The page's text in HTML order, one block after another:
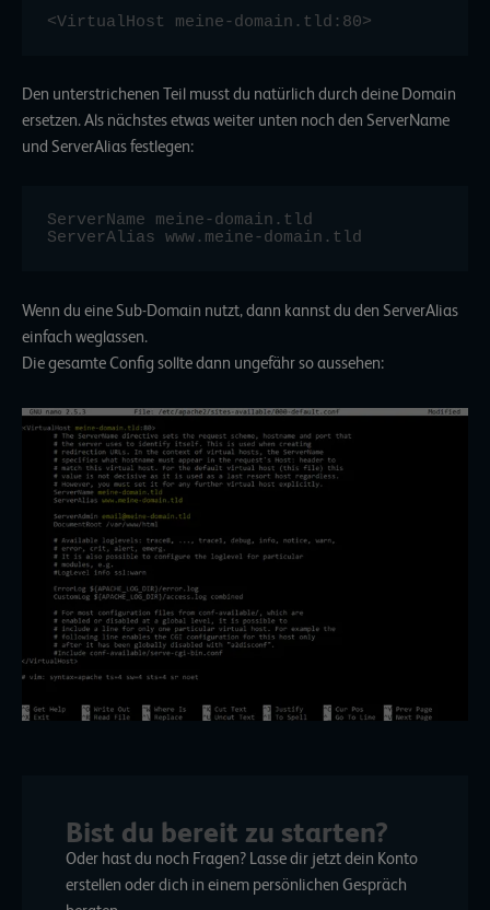
<VirtualHost meine-domain.tld:80>
Den unterstrichenen Teil musst du natürlich durch deine Domain
ersetzen. Als nächstes etwas weiter unten noch den ServerName
und ServerAlias festlegen:
ServerName meine-domain.tld
Wenn du eine Sub-Domain nutzt, dann kannst du den ServerAlias
einfach weglassen.
Die gesamte Config sollte dann ungefähr so aussehen:
Bist du bereit zu starten?
Oder hast du noch Fragen? Lasse dir jetzt dein Konto
erstellen oder dich in einem persönlichen Gespräch